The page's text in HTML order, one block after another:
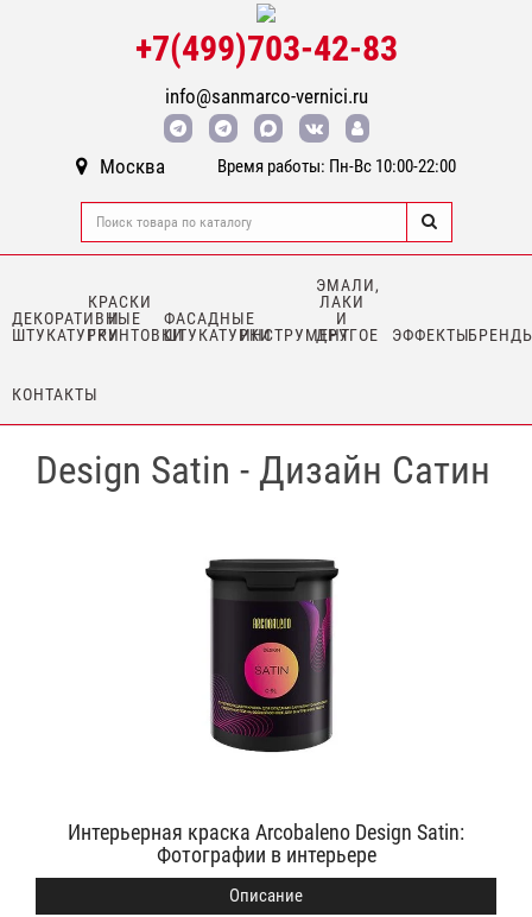
+7(499)703-42-83
info@sanmarco-vernici.ru
Москва Время работы: Пн-Вс 10:00-22:00
ДЕКОРАТИВНЫЕ
ШТУКАТУРКИ
КРАСКИ
И
ГРУНТОВКИ
ФАСАДНЫЕ
ШТУКАТУРКИИНСТРУМЕНТ
ЭМАЛИ,
ЛАКИ
И
ДРУГОЕ
ЭФФЕКТЫ
КОНТАКТЫ
Design Satin - Дизайн Сатин
Интерьерная краска Arcobaleno Design Satin:
Фотографии в интерьере
Описание